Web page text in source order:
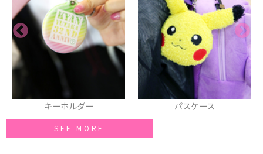
キーホルダー パスケース
SEE MORE